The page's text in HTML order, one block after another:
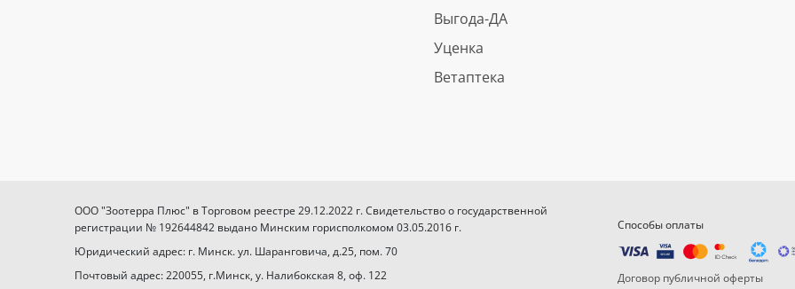
Выгода-ДА
Уценка
Ветаптека
ООО "Зоотерра Плюс" в Торговом реестре 29.12.2022 г. Свидетельство о государственной
регистрации № 192644842 выдано Минским горисполкомом 03.05.2016 г.
Юридический адрес: г. Минск. ул. Шаранговича, д.25, пом. 70
Почтовый адрес: 220055, г.Минск, у. Налибокская 8, оф. 122
Способы оплаты
Договор публичной оферты